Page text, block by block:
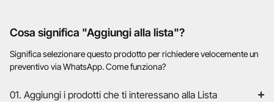
Cosa significa "Aggiungi alla lista"?
Significa selezionare questo prodotto per richiedere velocemente un
preventivo via WhatsApp. Come funziona?
01. Aggiungi i prodotti che ti interessano alla Lista